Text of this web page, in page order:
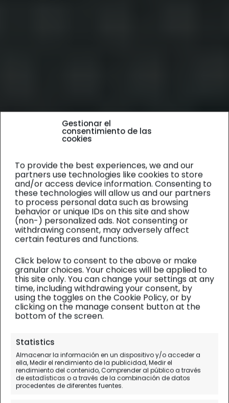
Gestionar el
consentimiento de las
cookies
To provide the best experiences, we and our
partners use technologies like cookies to store
and/or access device information. Consenting to
these technologies will allow us and our partners
to process personal data such as browsing
behavior or unique IDs on this site and show
(non-) personalized ads. Not consenting or
withdrawing consent, may adversely affect
certain features and functions.
Click below to consent to the above or make
granular choices. Your choices will be applied to
this site only. You can change your settings at any
time, including withdrawing your consent, by
using the toggles on the Cookie Policy, or by
clicking on the manage consent button at the
bottom of the screen.
Statistics
Almacenar la información en un dispositivo y/o acceder a
ella, Medir el rendimiento de la publicidad, Medir el
rendimiento del contenido, Comprender al público a través
de estadísticas o a través de la combinación de datos
procedentes de diferentes fuentes.
Qué ver en Bujará (con ruta
detallada en alfombra
mágica)